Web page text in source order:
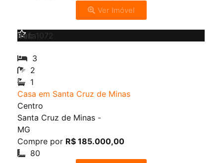
Ver Imóvel
Venda
Casa
Ref:1072
3
2
1
Casa em Santa Cruz de Minas
Centro
Santa Cruz de Minas -
MG
Compre por R$ 185.000,00
80